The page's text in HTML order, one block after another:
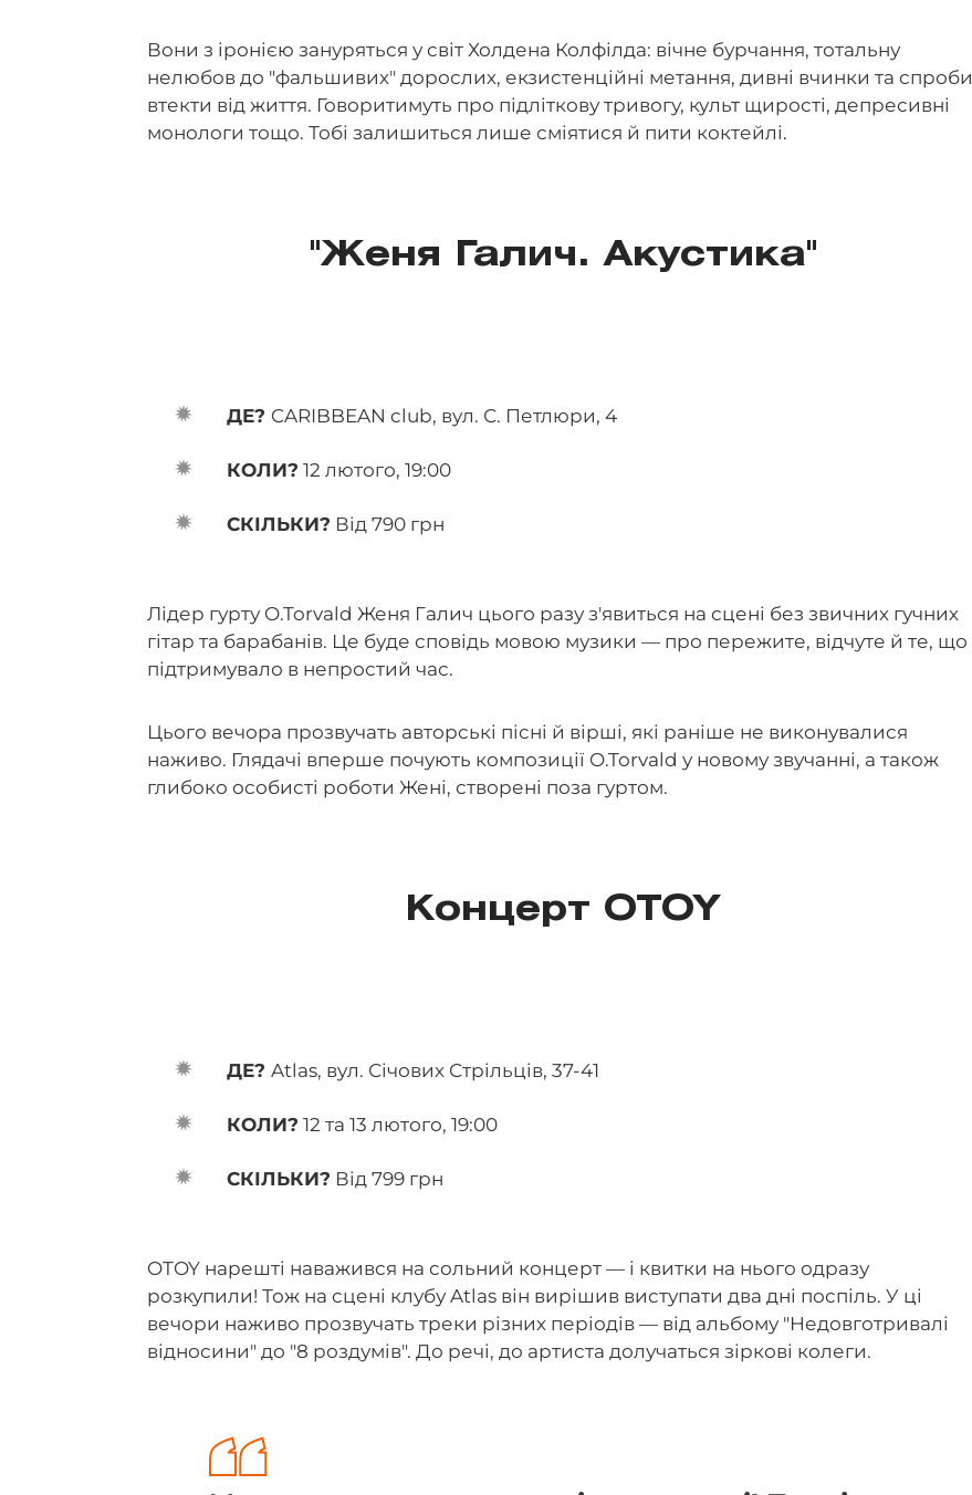
Вони з іронією зануряться у світ Холдена Колфілда: вічне бурчання, тотальну
нелюбов до "фальшивих" дорослих, екзистенційні метання, дивні вчинки та спроби
втекти від життя. Говоритимуть про підліткову тривогу, культ щирості, депресивні
монологи тощо. Тобі залишиться лише сміятися й пити коктейлі.
"Женя Галич. Акустика"
ДЕ? CARIBBEAN club, вул. С. Петлюри, 4
КОЛИ? 12 лютого, 19:00
СКІЛЬКИ? Від 790 грн
Лідер гурту O.Torvald Женя Галич цього разу з'явиться на сцені без звичних гучних
гітар та барабанів. Це буде сповідь мовою музики — про пережите, відчуте й те, що
підтримувало в непростий час.
Цього вечора прозвучать авторські пісні й вірші, які раніше не виконувалися
наживо. Глядачі вперше почують композиції O.Torvald у новому звучанні, а також
глибоко особисті роботи Жені, створені поза гуртом.
Концерт OTOY
ДЕ?Atlas, вул. Січових Стрільців, 37-41
КОЛИ? 12 та 13 лютого, 19:00
СКІЛЬКИ? Від 799 грн
OTOY нарешті наважився на сольний концерт — і квитки на нього одразу
розкупили! Тож на сцені клубу Atlas він вирішив виступати два дні поспіль. У ці
вечори наживо прозвучать треки різних періодів — від альбому "Недовготривалі
відносини" до "8 роздумів". До речі, до артиста долучаться зіркові колеги.